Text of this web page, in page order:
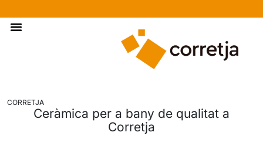
CORRETJA
Ceràmica per a bany de qualitat a
Corretja